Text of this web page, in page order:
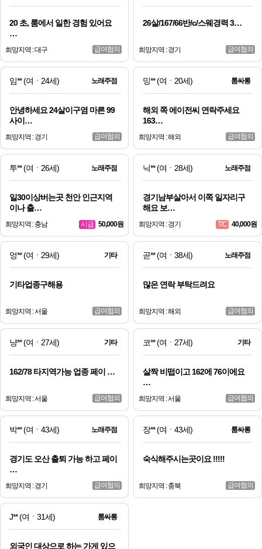
20 초, 룸에서 일한 경험 있어요
…
희망지역 : 대구 급여협의
26살/167/66반/c/스웨경력 3…
희망지역 : 경기 급여협의
임**(여ㆍ24세) 노래주점
안녕하세요 24살이구염 마른 99
사이…
희망지역 : 경기 급여협의
밍**(여ㆍ20세) 룸싸롱
해외 쪽 에이전씨 연락주세요
163…
희망지역 : 해외 급여협의
투**(여ㆍ26세) 노래주점
일30이상버는곳 천안 인근지역
이나 출…
희망지역 : 충남 시급 50,000원
닉**(여ㆍ28세) 노래주점
경기남부살아서 이쪽 일자리구
해요 보…
희망지역 : 경기 T/C 40,000원
엉**(여ㆍ29세) 기타
기타업종구해용
희망지역 : 서울 급여협의
곧**(여ㆍ38세) 노래주점
많은 연락 부탁드려요
희망지역 : 해외 급여협의
냥**(여ㆍ27세) 기타
162/78 타지역가능 업종 페이 …
희망지역 : 서울 급여협의
코**(여ㆍ27세) 기타
살짝 비떱이고 162에 76이에요
…
희망지역 : 서울 급여협의
박**(여ㆍ43세) 노래주점
경기도 오산 출퇴 가능 하고 페이
…
희망지역 : 경기 급여협의
장**(여ㆍ43세) 룸싸롱
숙식해주시는곳이요 !!!!!
희망지역 : 충북 급여협의
J**(여ㆍ31세) 룸싸롱
외국인 대상으로 하는 가게 있으